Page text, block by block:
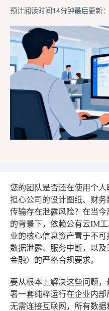
预计阅读时间14分钟最后更新
您的团队是否还在使用个
担心公司的设计图纸、财
传输存在泄露风险？在当
的背景下，依赖公有云IM
业的核心信息资产置于不
数据泄露、服务中断，以及
金融）的严格合规要求。
要从根本上解决这些问题
署一套纯粹运行在企业内
无需连接互联网，所有数